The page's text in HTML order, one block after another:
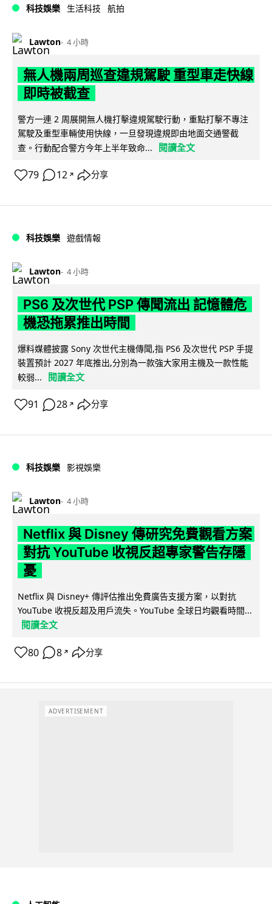
科技娛樂 生活科技 航拍
Lawton 4 小時
無人機兩周巡查違規駕駛 重型車走快線
即時被截查
警方一連 2 周展開無人機打擊違規駕駛行動，重點打擊不專注
駕駛及重型車輛使用快線，一旦發現違規即由地面交通警截
查。行動配合警方今年上半年致命...
閱讀全文
79 12 ↗ 分享
科技娛樂 遊戲情報
Lawton 4 小時
PS6 及次世代 PSP 傳聞流出 記憶體危
機恐拖累推出時間
爆料媒體披露 Sony 次世代主機傳聞,指 PS6 及次世代 PSP 手提
裝置預計 2027 年底推出,分別為一款強大家用主機及一款性能
較弱...
閱讀全文
91 28 ↗ 分享
科技娛樂 影視娛樂
Lawton 4 小時
Netflix 與 Disney 傳研究免費觀看方案
對抗 YouTube 收視反超專家警告存隱
憂
Netflix 與 Disney+ 傳評估推出免費廣告支援方案，以對抗
YouTube 收視反超及用戶流失。YouTube 全球日均觀看時間...
閱讀全文
80 8 ↗ 分享
ADVERTISEMENT